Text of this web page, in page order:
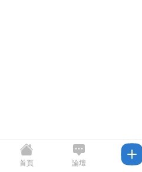
首頁 論壇